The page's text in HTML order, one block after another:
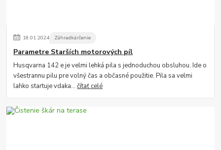
18.01.2024 Záhradkárčenie
Parametre Starších motorových píl
Husqvarna 142 e je velmi lehká pila s jednoduchou obsluhou. Ide o
všestrannu pilu pre volný čas a občasné použitie. Pila sa velmi
lahko startuje vdaka...čítať celé